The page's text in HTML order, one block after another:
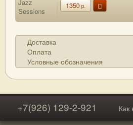
1350р.
Доставка
Оплата
Условные обозначения
+7(926) 129-2-921 Как